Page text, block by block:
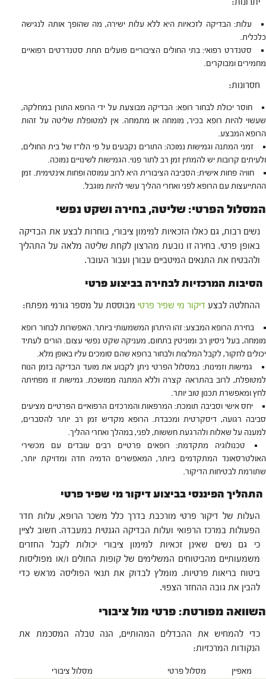
יתרונות:
עלות: הבדיקה לזכאיות היא ללא עלות ישירה, מה שהופך אותה לנגישה
כלכלית.
סטנדרט רפואי: בתי החולים הציבוריים פועלים תחת סטנדרטים רפואיים
מחמירים ומבוקרים.
חסרונות:
חוסר יכולת לבחור רופא: הבדיקה מבוצעת על ידי הרופא התורן במחלקה,
שעשוי להיות רופא בכיר, מומחה או מתמחה. אין למטופלת שליטה על זהות
הרופא המבצע.
זמני המתנה וגמישות נמוכה: התורים נקבעים על פי הלו"ז של בית החולים,
ולעיתים קרובות יש להמתין זמן רב לתור פנוי. הגמישות לשינויים נמוכה.
חוויה פחות אישית: הסביבה הציבורית היא לרוב עמוסה ופחות אינטימית. זמן
ההתייעצות עם הרופא לפני ואחרי ההליך עשוי להיות מוגבל.
המסלול הפרטי: שליטה, בחירה ושקט נפשי
נשים רבות, גם כאלו הזכאיות למימון ציבורי, בוחרות לבצע את הבדיקה
באופן פרטי. בחירה זו נובעת מהרצון לקחת שליטה מלאה על התהליך
ולהבטיח את התנאים המיטביים עבורן ועבור העובר.
הסיבות המרכזיות לבחירה בביצוע פרטי
ההחלטה לבצע דיקור מי שפיר פרטי מבוססת על מספר גורמי מפתח:
בחירת הרופא המבצע: זהו היתרון המשמעותי ביותר. האפשרות לבחור רופא
מומחה, בעל ניסיון רב ומוניטין בתחום, מעניקה שקט נפשי עצום. הורים לעתיד
יכולים לחקור, לקבל המלצות ולבחור ברופא שהם סומכים עליו באופן מלא.
גמישות וזמינות: במסלול הפרטי ניתן לקבוע את מועד הבדיקה בזמן הנוח
למטופלת, לרוב בהתראה קצרה וללא המתנה ממושכת. גמישות זו מפחיתה
לחץ ומאפשרת תכנון טוב יותר.
יחס אישי וסביבה תומכת: המרפאות והמרכזים הרפואיים הפרטיים מציעים
סביבה רגועה, דיסקרטית ומכבדת. הרופא מקדיש זמן רב יותר להסברים,
למענה על שאלות ולהרגעת חששות, לפני, במהלך ואחרי ההליך.
טכנולוגיה מתקדמת: רופאים פרטיים רבים עובדים עם מכשירי
האולטרסאונד המתקדמים ביותר, המאפשרים הדמיה חדה ומדויקת יותר,
שתורמת לבטיחות הדיקור.
התהליך הפיננסי בביצוע דיקור מי שפיר פרטי
העלות של דיקור פרטי מורכבת בדרך כלל משכר הרופא, עלות חדר
הפעולות במרכז הרפואי ועלות הבדיקה הגנטית במעבדה. חשוב לציין
כי גם נשים שאינן זכאיות למימון ציבורי יכולות לקבל החזרים
משמעותיים מהביטוחים המשלימים של קופות החולים ו/או מפוליסות
ביטוח בריאות פרטיות. מומלץ לבדוק את תנאי הפוליסה מראש כדי
להבין את גובה ההחזר הצפוי.
השוואה מפורטת: פרטי מול ציבורי
כדי להמחיש את ההבדלים המהותיים, הנה טבלה המסכמת את
הנקודות המרכזיות:
מאפיין מסלול פרטי
מסלול ציבורי